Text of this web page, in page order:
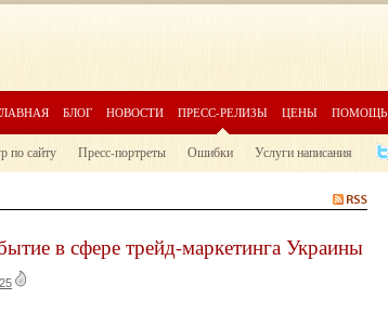
БЛОГ НОВОСТИ ПРЕСС-РЕЛИЗЫ ЦЕНЫ ПОМОЩЬ
по сайту Пресс-портреты Ошибки Услуги написания
в сфере трейд-маркетинга Украины